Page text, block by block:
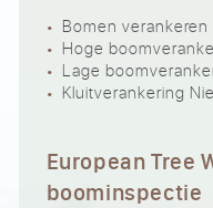
Bomen
Hoge
Lage
Kluitverankering
European Tree
boominspectie